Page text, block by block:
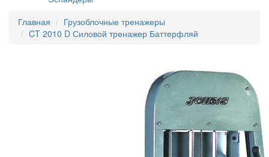
Главная
Грузоблочные тренажеры
CT 2010 D Силовой тренажер Баттерфляй